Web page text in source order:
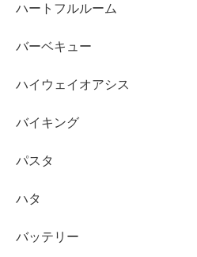
ハートフルルーム
バーベキュー
ハイウェイオアシス
バイキング
パスタ
ハタ
バッテリー